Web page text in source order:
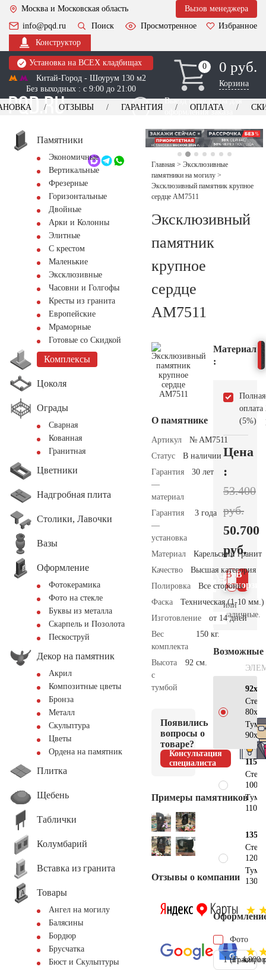
Москва и Московская область
Вызов менеджера
info@pqd.ru
Поиск Просмотренное
Избранное
Конструктор
Установка на ВСЕХ кладбищах
Китай-Город - Шоурум 130 м2
Без выходных : с 9:00 до 21:00
0
0 0 руб.
Корзина
Выезд менеджера для
оформления заказа
+7 (495) 518-44-23
Обратный звонок
ОТЗЫВЫ ГАРАНТИЯ ОПЛАТА
Памятники
Экономичные
Вертикальные
Фрезерные
Горизонтальные
Двойные
Арки и Колонны
Элитные
С крестом
Маленькие
Эксклюзивные
Часовни и Голгофы
Кресты из гранита
Европейские
Мраморные
Готовые со Скидкой
Комплексы
Цоколя
Ограды
Сварная
Кованная
Гранитная
Цветники
Надгробная плита
Столики, Лавочки
Вазы
Оформление
Фотокерамика
Фото на стекле
Буквы из металла
Скарпель и Позолота
Пескоструй
Декор на памятник
Акрил
Композитные цветы
Бронза
Металл
Скульптура
Цветы
Ордена на памятник
Плитка
Щебень
Таблички
Колумбарий
Вставка из гранита
Товары
Ангел на могилу
Балясины
Бордюр
Брусчатка
Бюст и Скульптуры
Главная > Эксклюзивные
памятники на могилу >
Эксклюзивный памятник крупное
сердце AM7511
Эксклюзивный
памятник
крупное
сердце
AM7511
О памятнике
Артикул
№ AM7511
Статус
В наличии
Гарантия
—
материал
30 лет
Гарантия
—
установка
3 года
Материал
Карельский гранит
Качество
Высшая категория
Полировка
Все стороны
Фаска
Техническая (1-10 мм.)
Изготовление
от 14 дней
Вес
комплекта
150 кг.
Высота
с
тумбой
92 см.
Появились
вопросы о
товаре?
Консультация
специалиста
Примеры памятников
Отзывы о компании
Материал
:
Полная
оплата
(5%)
Цена
:
53.400
руб.
50.700
руб.
В
В 1
клик
или
наличные.
Возможные
92х80
Фото
1 шт.4.900